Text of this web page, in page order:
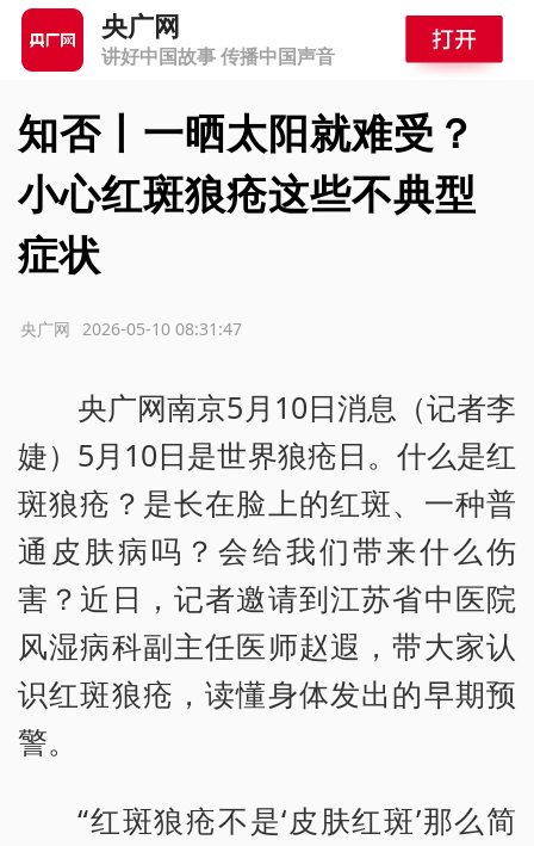
央广网
讲好中国故事 传播中国声音
知否丨一晒太阳就难受？
小心红斑狼疮这些不典型
症状
2026-05-10 08:31:47
央广网
央广网南京5月10日消息（记者李
婕）5月10日是世界狼疮日。什么是红
斑狼疮？是长在脸上的红斑、一种普
通皮肤病吗？会给我们带来什么伤
害？近日，记者邀请到江苏省中医院
风湿病科副主任医师赵遐，带大家认
识红斑狼疮，读懂身体发出的早期预
警。
“红斑狼疮不是‘皮肤红斑’那么简